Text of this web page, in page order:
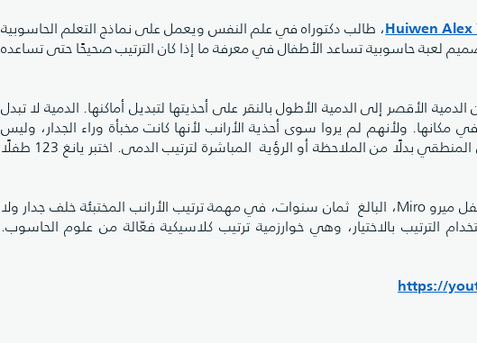
Huiwen Alex، طالب دكتوراه في علم النفس ويعمل على نماذج التعلم الحاسوبية
لعبة حاسوبية تساعد الأطفال في معرفة ما إذا كان الترتيب صحيحًا حتى تساعده
الأقصر إلى الدمية الأطول بالنقر على أحذيتها لتبديل أماكنها. الدمية لا تبدل
مكانها. ولأنهم لم يروا سوى أحذية الأرانب لأنها كانت مخبأة وراء الجدار، وليس
حجمها، اضطر الأطفال إلى الاعتماد على الاستدلال المنطقي بدلًا من الملاحظة أو الرؤية المباشرة لترتيب الدمى. اختبر يانغ 123 طفلًا
مقطع فيديو؛ الباحث هويوين أليكس يانغ يختبر الطفل ميرو Miro، البالغ ثمان سنوات، في مهمة ترتيب الأرانب المختبئة خلف جدار ولا
الترتيب بالاختيار، وهي خوارزمية ترتيب كلاسيكية فعّالة من علوم الحاسوب.
https://